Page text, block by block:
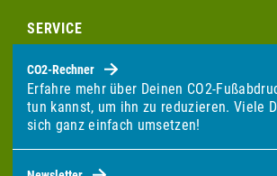
SERVICE
CO2-Rechner
Erfahre mehr über Deinen CO2-
tun kannst, um ihn zu reduzieren. Viele
sich ganz einfach umsetzen!